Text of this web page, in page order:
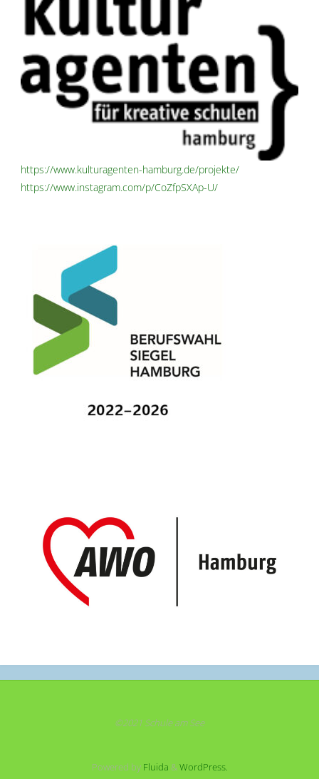
https://www.kulturagenten-hamburg.de/projekte/
https://www.instagram.com/p/CoZfpSXAp-U/
©2021 Schule am See
Powered byFluida &WordPress.